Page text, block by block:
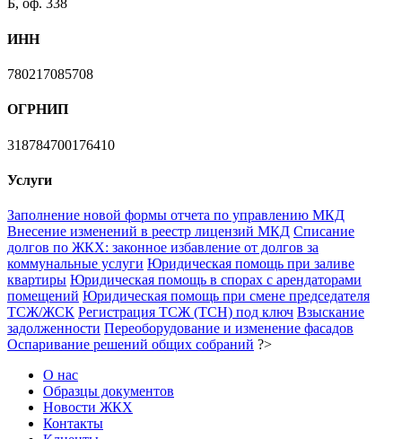
Б, оф. 338
ИНН
780217085708
ОГРНИП
318784700176410
Услуги
Заполнение новой формы отчета по управлению МКД
Внесение изменений в реестр лицензий МКД Списание
долгов по ЖКХ: законное избавление от долгов за
коммунальные услуги Юридическая помощь при заливе
квартиры Юридическая помощь в спорах с арендаторами
помещений Юридическая помощь при смене председателя
ТСЖ/ЖСК Регистрация ТСЖ (ТСН) под ключ Взыскание
задолженности Переоборудование и изменение фасадов
Оспаривание решений общих собраний ?>
О нас
Образцы документов
Новости ЖКХ
Контакты